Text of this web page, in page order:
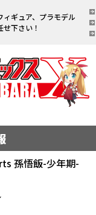
ギュア、プラモデル
下さい！
孫悟飯-少年期-